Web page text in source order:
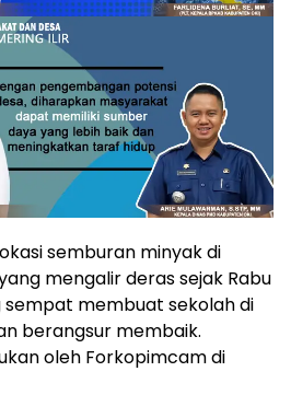
semburan minyak di
mengalir deras sejak Rabu
sempat membuat sekolah di
berangsur membaik.
oleh Forkopimcam di